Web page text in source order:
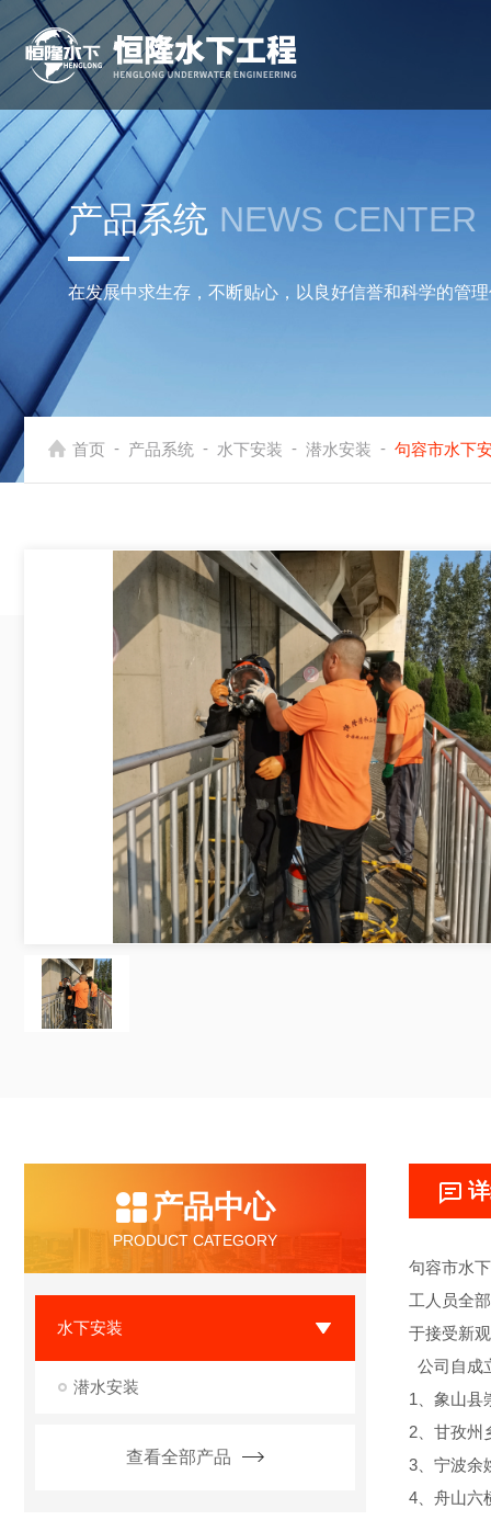
产品系统 NEWS CENTER
在发展中求生存，不断贴心，以良好信誉和科学的管
首页 - 产品系统 - 水下安装 - 潜水安装 - 句容市水下
产品中心
PRODUCT CATEGORY
水下安装
潜水安装
查看全部产品
句容市水
工人员全
于接受新
公司自成
1、象山县
2、甘孜州
3、宁波余
4、舟山六